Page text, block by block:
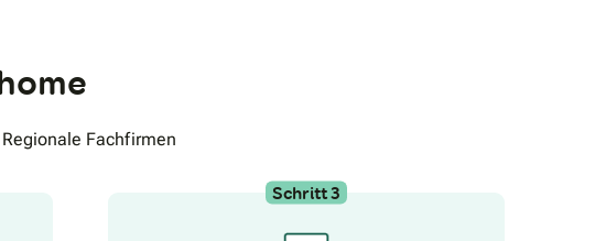
kümmern – zuverlässig, professionell und mit dem
Anspruch, für Sie das bestmögliche Ergebnis zu
Regionale Fachfirmen
Schritt 3